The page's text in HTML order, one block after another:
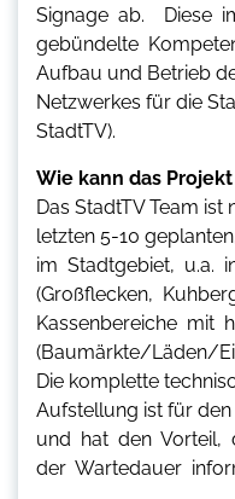
Signage ab. Diese
gebündelte
Aufbau und Betrieb
Netzwerkes für die
StadtTV).
Wie kann das
Das StadtTV Team
letzten 5-10
im Stadtgebiet, u.a.
(Großflecken,
Kassenbereiche mit
(Baumärkte/Läden/
Die komplette
Aufstellung ist für
und hat den Vorteil,
der Wartedauer